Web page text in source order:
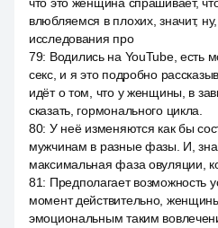
влюбляемся в плохих, значит,
исследования про
79: Водились на YouTube, есть
секс, и я это подробно
идёт о том, что у женщины, в
сказать, гормонального цикла.
80: У неё изменяются как бы
мужчинам в разные фазы. И,
максимальная фаза овуляции,
81: Предполагает возможность
момент действительно,
эмоциональным таким